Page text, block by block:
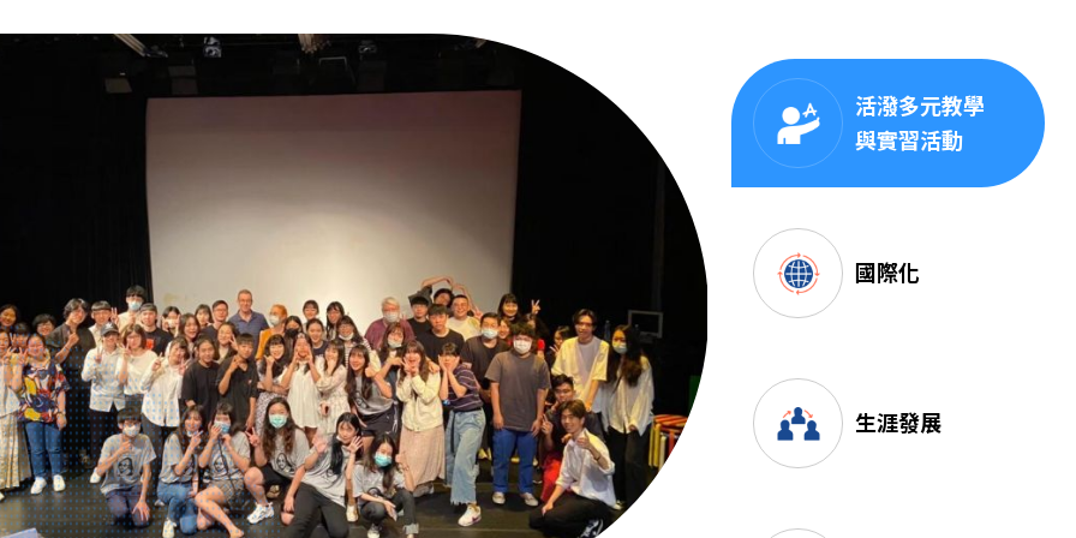
活潑多元教學
與實習活動
國際化
生涯發展